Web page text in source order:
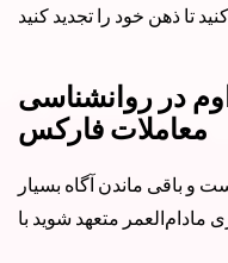
در روانشناسی
معاملات فارکس
و باقی ماندن آگاه بسیار